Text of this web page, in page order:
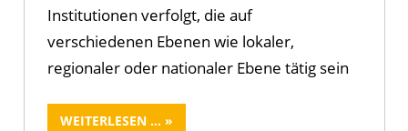
Institutionen verfolgt, die auf
verschiedenen Ebenen wie lokaler,
regionaler oder nationaler Ebene tätig sein
WEITERLESEN ...